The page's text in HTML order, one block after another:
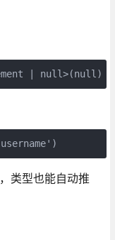
| null>(null)
类型也能自动推